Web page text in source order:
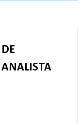
ANALISTA